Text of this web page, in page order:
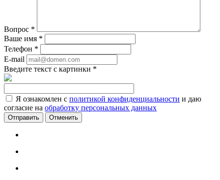
Вопрос *
Ваше имя *
Телефон *
E-mail
Введите текст с картинки *
Я ознакомлен с политикой конфиденциальности и даю
согласие на обработку персональных данных
Отменить